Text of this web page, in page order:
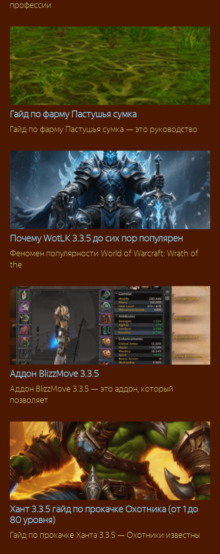
профессии
Фарм
Гайд по фарму Пастушья сумка
Гайд по фарму Пастушья сумка — это руководство
Интересное
Почему WotLK 3.3.5 до сих пор популярен
Феномен популярности World of Warcraft: Wrath of
the
Аддоны 3.3.5
Аддон BlizzMove 3.3.5
Аддон BlizzMove 3.3.5 — это аддон, который
позволяет
Охотник
Хант 3.3.5 гайд по прокачке Охотника (от 1 до
80 уровня)
Гайд по прокачке Ханта 3.3.5 — Охотники известны